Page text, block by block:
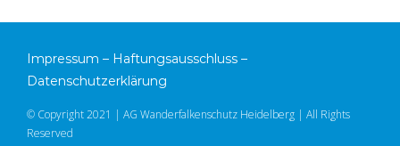
Impressum – Haftungsausschluss –
Datenschutzerklärung
© Copyright 2021 | AG Wanderfalkenschutz Heidelberg | All Rights
Reserved